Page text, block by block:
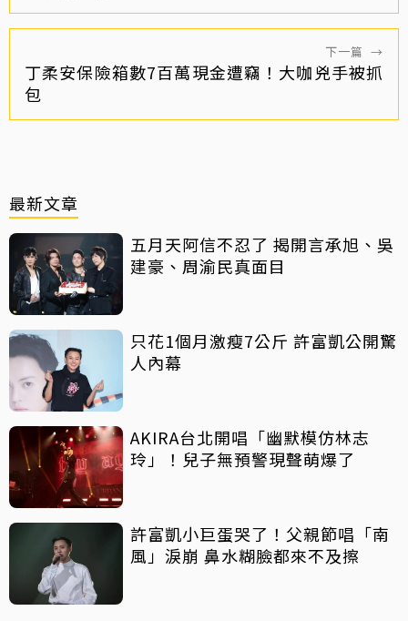
下一篇 →
丁柔安保險箱數7百萬現金遭竊！大咖兇手被抓
包
最新文章
五月天阿信不忍了 揭開言承旭、吳
建豪、周渝民真面目
只花1個月激瘦7公斤 許富凱公開驚
人內幕
AKIRA台北開唱「幽默模仿林志
玲」！兒子無預警現聲萌爆了
許富凱小巨蛋哭了！父親節唱「南
風」淚崩 鼻水糊臉都來不及擦